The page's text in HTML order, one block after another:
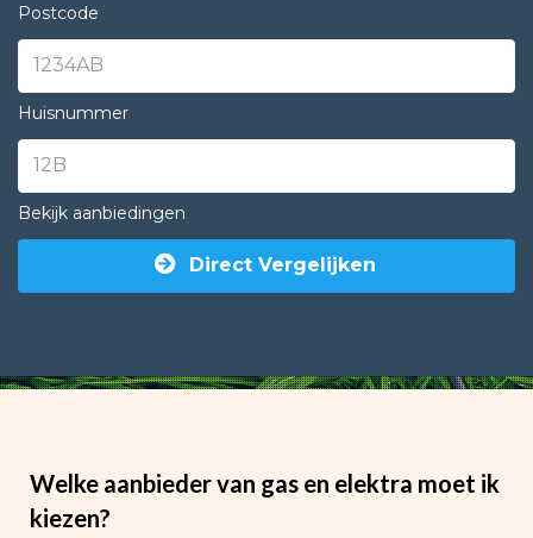
Postcode
Huisnummer
Bekijk aanbiedingen
Direct Vergelijken
Welke aanbieder van gas en elektra moet ik
kiezen?